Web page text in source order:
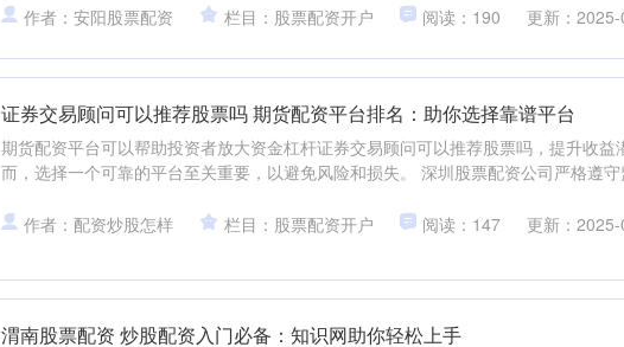
作者：安阳股票配资 栏目：股票配资开户 阅读：190 更新：
证券交易顾问可以推荐股票吗 期货配资平台排名：助你选择靠谱平台
期货配资平台可以帮助投资者放大资金杠杆证券交易顾问可以推荐股票吗，提升收益
而，选择一个可靠的平台至关重要，以避免风险和损失。 深圳股票配资公司严格遵
作者：配资炒股怎样 栏目：股票配资开户 阅读：147 更新：
渭南股票配资 炒股配资入门必备：知识网助你轻松上手